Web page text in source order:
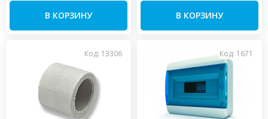
В КОРЗИНУ В КОРЗИНУ
Код: 13306 Код: 1671